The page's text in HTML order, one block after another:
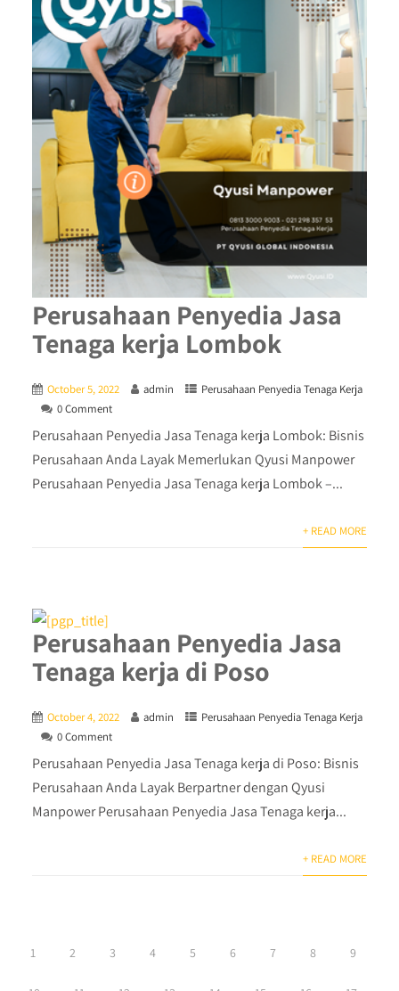
Perusahaan Penyedia Jasa
Tenaga kerja Lombok
October 5, 2022 admin
Perusahaan Penyedia Tenaga Kerja
0 Comment
Perusahaan Penyedia Jasa Tenaga kerja Lombok: Bisnis
Perusahaan Anda Layak Memerlukan Qyusi Manpower
Perusahaan Penyedia Jasa Tenaga kerja Lombok –...
+ READ MORE
Perusahaan Penyedia Jasa
Tenaga kerja di Poso
October 4, 2022 admin
Perusahaan Penyedia Tenaga Kerja
0 Comment
Perusahaan Penyedia Jasa Tenaga kerja di Poso: Bisnis
Perusahaan Anda Layak Berpartner dengan Qyusi
Manpower Perusahaan Penyedia Jasa Tenaga kerja...
+ READ MORE
1 2 3 4 5 6 7 8 9